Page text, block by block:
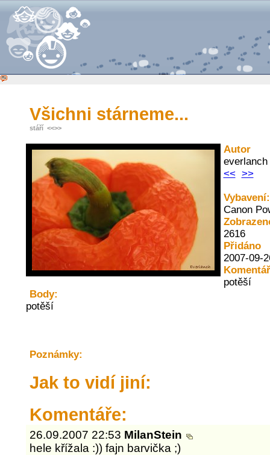
Všichni stárneme...
stáří <<>>
Autor
everlanch
<< >>
Vybavení:
Canon
2616
Přidáno
2007-09-
potěší
Body:
potěší
Poznámky:
Jak to vidí jiní:
Komentáře:
26.09.2007 22:53 MilanStein
hele křížala :)) fajn barvička ;)